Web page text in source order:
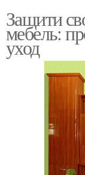
Защити
мебель:
уход